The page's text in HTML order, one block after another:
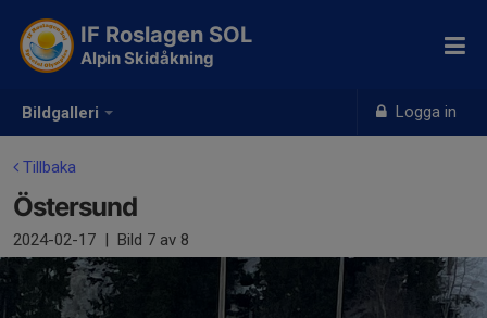
Bildgalleri Logga in
IF Roslagen SOL
Alpin Skidåkning
Tillbaka
Östersund
2024-02-17 | Bild 7 av 8